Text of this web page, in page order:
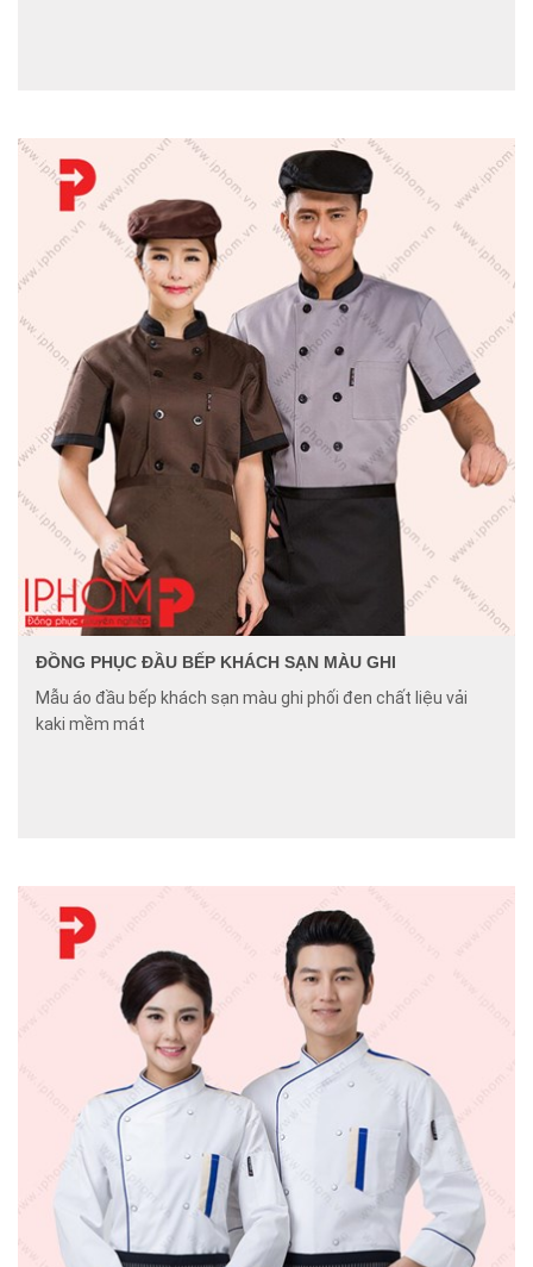
ĐỒNG PHỤC ĐẦU BẾP KHÁCH SẠN MÀU GHI
Mẫu áo đầu bếp khách sạn màu ghi phối đen chất liệu vải
kaki mềm mát